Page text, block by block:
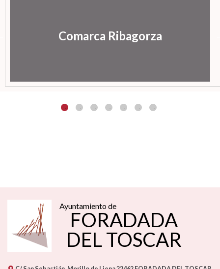
Comarca Ribagorza
Ayuntamiento de
FORADADA
DEL TOSCAR